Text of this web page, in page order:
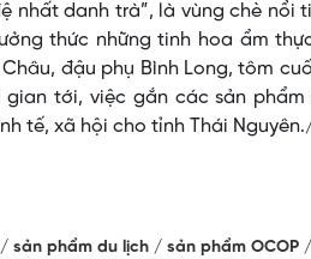
nhất danh trà”, là vùng chè
thức những tinh hoa ẩm
đậu phụ Bình Long, tôm
gian tới, việc gắn các sản
tế, xã hội cho tỉnh Thái
sản phẩm du lịch sản phẩm OCOP